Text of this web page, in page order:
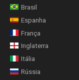
Brasil
Espanha
França
Inglaterra
Itália
Rússia